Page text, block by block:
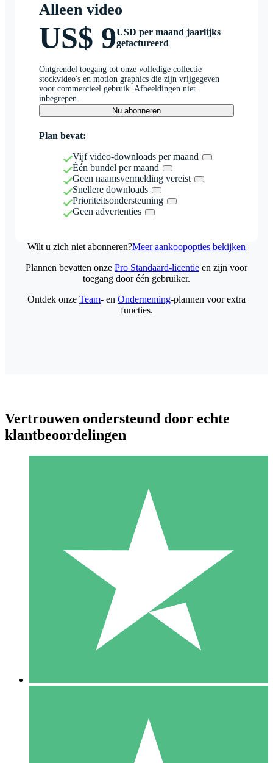
Alleen video
US$ 9USD per maand jaarlijks
gefactureerd
Ontgrendel toegang tot onze volledige collectie
stockvideo's en motion graphics die zijn vrijgegeven
voor commercieel gebruik. Afbeeldingen niet
inbegrepen.
Nu abonneren
Plan bevat:
Vijf video-downloads per maand
Één bundel per maand
Geen naamsvermelding vereist
Snellere downloads
Prioriteitsondersteuning
Geen advertenties
Wilt u zich niet abonneren?Meer aankoopopties bekijken
Individuele Creditpakketten
Betaal per gebruik met downloadtegoeden. Geen maandelijkse
1000
10 Downloaden
20 00
Plannen bevatten onze Pro Standaard-licentie en zijn voor
toegang door één gebruiker.
Ontdek onze Team- en Onderneming-plannen voor extra
functies.
Vertrouwen ondersteund door echte
klantbeoordelingen